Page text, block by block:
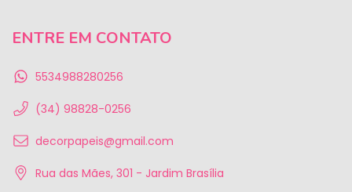
ENTRE EM CONTATO
5534988280256
(34) 98828-0256
decorpapeis@gmail.com
Rua das Mães, 301 - Jardim Brasília